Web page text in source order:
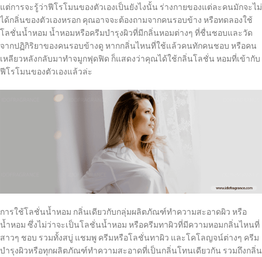
แต่การจะรู้ว่าฟีโรโมนของตัวเองเป็นยังไงนั้น ร่างกายของแต่ละคนมักจะไม่
ได้กลิ่นของตัวเองหรอก คุณอาจจะต้องถามจากคนรอบข้าง หรือทดลองใช้
โลชั่นน้ำหอม น้ำหอมหรือครีมบำรุงผิวที่มีกลิ่นหอมต่างๆ ที่ชื่นชอบและวัด
จากปฏิกิริยาของคนรอบข้างดู หากกลิ่นไหนที่ใช้แล้วคนทักคนชอบ หรือคน
เหลียวหลังกลับมาทำจมูกฟุดฟิด ก็แสดงว่าคุณได้ใช้กลิ่นโลชั่น หอมที่เข้ากับ
ฟีโรโมนของตัวเองแล้วล่ะ
การใช้โลชั่นน้ำหอม กลิ่นเดียวกับกลุ่มผลิตภัณฑ์ทำความสะอาดผิว หรือ
น้ำหอม ซึ่งไม่ว่าจะเป็นโลชั่นน้ำหอม หรือครีมทาผิวที่มีความหอมกลิ่นไหนที่
สาวๆ ชอบ รวมทั้งสบู่ แชมพู ครีมหรือโลชั่นทาผิว และโคโลญจน์ต่างๆ ครีม
บำรุงผิวหรือทุกผลิตภัณฑ์ทำความสะอาดที่เป็นกลิ่นโทนเดียวกัน รวมถึงกลิ่น